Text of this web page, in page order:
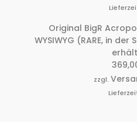
Original BigR
WYSIWYG (RARE, in
zzgl.